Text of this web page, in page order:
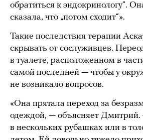
обратиться к эндокринологу“.
сказала, что „потом сходит“».
Такие последствия терапии
скрывать от сослуживцев.
в туалете, расположенном в
самой последней — чтобы у
не возникало вопросов.
«Она прятала переход за
одеждой, — объясняет Дмитрий.
в нескольких рубашках или в